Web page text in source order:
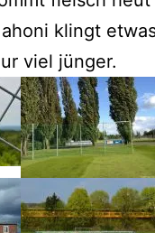
klingt
viel jünger.